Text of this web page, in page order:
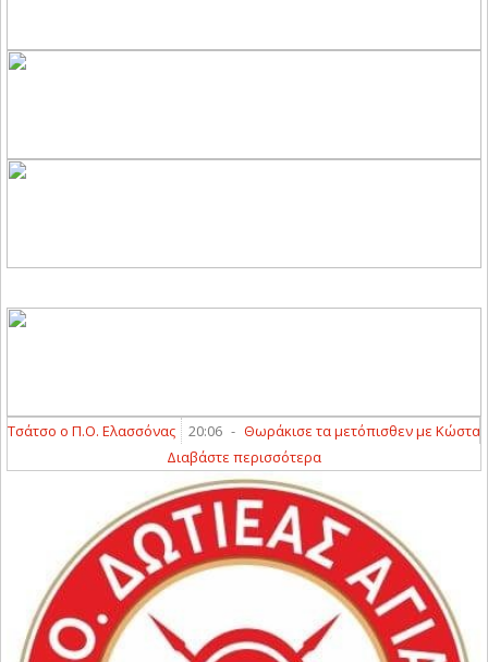
ο Π.Ο. Ελασσόνας 20:06 - Θωράκισε τα μετόπισθεν με Κώστα
Διαβάστε περισσότερα